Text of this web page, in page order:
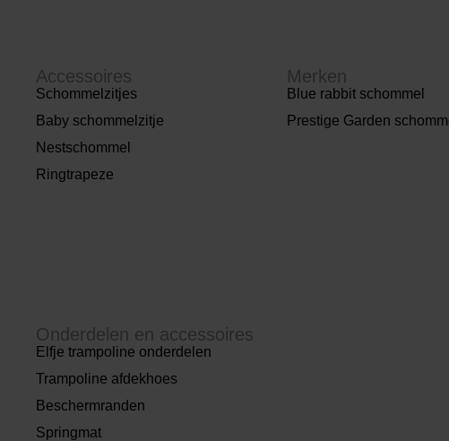
Accessoires
Schommelzitjes
Baby schommelzitje
Nestschommel
Ringtrapeze
Merken
Blue rabbit schommel
Prestige Garden
Onderdelen en accessoires
Elfje trampoline onderdelen
Trampoline afdekhoes
Beschermranden
Springmat